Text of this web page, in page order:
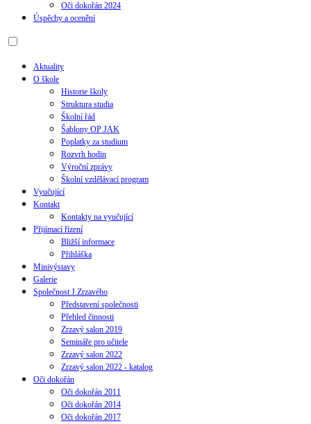
Oči dokořán 2024
Úspěchy a ocenění
Aktuality
O škole
Historie školy
Struktura studia
Školní řád
Šablony OP JAK
Poplatky za studium
Rozvrh hodin
Výroční zprávy
Školní vzdělávací program
Vyučující
Kontakt
Kontakty na vyučující
Přijímací řízení
Bližší informace
Přihláška
Minivýstavy
Galerie
Společnost J.Zrzavého
Představení společnosti
Přehled činnosti
Zrzavý salon 2019
Semináře pro učitele
Zrzavý salon 2022
Zrzavý salon 2022 - katalog
Oči dokořán
Oči dokořán 2011
Oči dokořán 2014
Oči dokořán 2017